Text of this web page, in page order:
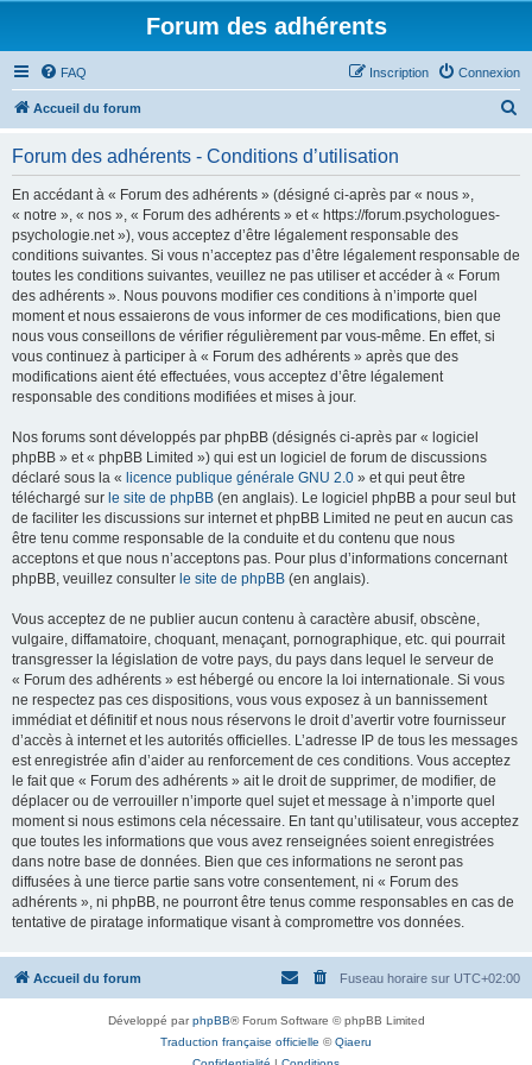
Forum des adhérents
FAQ Connexion
Inscription
Accueil du forum
Forum des adhérents - Conditions d’utilisation
En accédant à « Forum des adhérents » (désigné ci-après par « nous »,
« notre », « nos », « Forum des adhérents » et « https://forum.psychologues-
psychologie.net »), vous acceptez d’être légalement responsable des
conditions suivantes. Si vous n’acceptez pas d’être légalement responsable de
toutes les conditions suivantes, veuillez ne pas utiliser et accéder à « Forum
des adhérents ». Nous pouvons modifier ces conditions à n’importe quel
moment et nous essaierons de vous informer de ces modifications, bien que
nous vous conseillons de vérifier régulièrement par vous-même. En effet, si
vous continuez à participer à « Forum des adhérents » après que des
modifications aient été effectuées, vous acceptez d’être légalement
responsable des conditions modifiées et mises à jour.
Nos forums sont développés par phpBB (désignés ci-après par « logiciel
phpBB » et « phpBB Limited ») qui est un logiciel de forum de discussions
déclaré sous la « licence publique générale GNU 2.0 » et qui peut être
téléchargé sur le site de phpBB (en anglais). Le logiciel phpBB a pour seul but
de faciliter les discussions sur internet et phpBB Limited ne peut en aucun cas
être tenu comme responsable de la conduite et du contenu que nous
acceptons et que nous n’acceptons pas. Pour plus d’informations concernant
phpBB, veuillez consulter le site de phpBB (en anglais).
Vous acceptez de ne publier aucun contenu à caractère abusif, obscène,
vulgaire, diffamatoire, choquant, menaçant, pornographique, etc. qui pourrait
transgresser la législation de votre pays, du pays dans lequel le serveur de
« Forum des adhérents » est hébergé ou encore la loi internationale. Si vous
ne respectez pas ces dispositions, vous vous exposez à un bannissement
immédiat et définitif et nous nous réservons le droit d’avertir votre fournisseur
d’accès à internet et les autorités officielles. L’adresse IP de tous les messages
est enregistrée afin d’aider au renforcement de ces conditions. Vous acceptez
le fait que « Forum des adhérents » ait le droit de supprimer, de modifier, de
déplacer ou de verrouiller n’importe quel sujet et message à n’importe quel
moment si nous estimons cela nécessaire. En tant qu’utilisateur, vous acceptez
que toutes les informations que vous avez renseignées soient enregistrées
dans notre base de données. Bien que ces informations ne seront pas
diffusées à une tierce partie sans votre consentement, ni « Forum des
adhérents », ni phpBB, ne pourront être tenus comme responsables en cas de
tentative de piratage informatique visant à compromettre vos données.
Accueil du forum Fuseau horaire sur UTC+02:00
Développé parphpBB® Forum Software © phpBB Limited
Traduction française officielle ©Qiaeru